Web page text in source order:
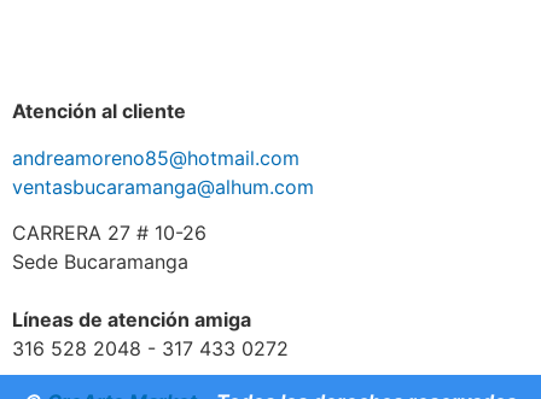
Atención al cliente
andreamoreno85@hotmail.com
ventasbucaramanga@alhum.com
CARRERA 27 # 10-26
Sede Bucaramanga
Líneas de atención amiga
316 528 2048 - 317 433 0272